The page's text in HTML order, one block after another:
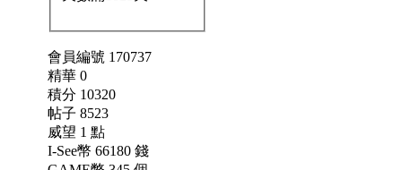
會員編號 170737
精華 0
積分 10320
帖子 8523
威望 1 點
I-See幣 66180 錢